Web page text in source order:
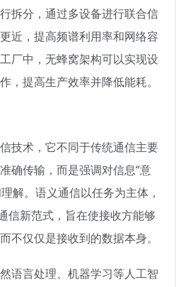
拆分，通过多设备进行联合信
近，提高频谱利用率和网络容
厂中，无蜂窝架构可以实现设
，提高生产效率并降低能耗。
技术，它不同于传统通信主要
确传输，而是强调对信息“意
解。语义通信以任务为主体，
信新范式，旨在使接收方能够
不仅仅是接收到的数据本身。
语言处理、机器学习等人工智